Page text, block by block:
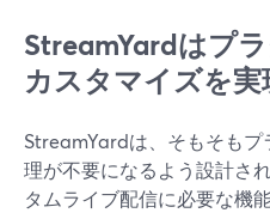
StreamYardはプ
カスタマイズを実
StreamYardは、そもそも
理が不要になるよう設計さ
タムライブ配信に必要な機